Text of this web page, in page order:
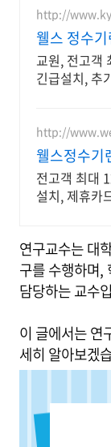
http://
웰스 정수
최대 12개
교원, 전고객
긴급설치, 추
http://
웰스정수기
고객 12개
전고객 최대
설치, 제휴카
연구교수는 대
구를 수행하며,
담당하는 교수
이 글에서는 연
세히 알아보겠